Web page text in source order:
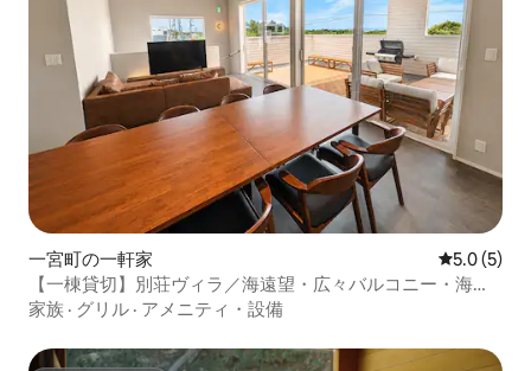
一宮町の一軒家 レビュー5
5.0 (5)
【一棟貸切】別荘ヴィラ／海遠望・広々バルコニー・海を
みながらBBQ／友人や家族との旅行／10名までL
家族 · グリル · アメニティ・設備